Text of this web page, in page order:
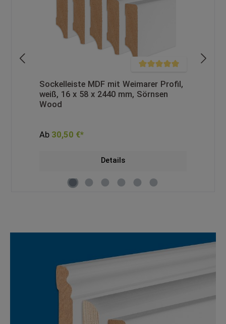
Sockelleiste MDF mit Weimarer Profil,
weiß, 16 x 58 x 2440 mm, Sörnsen
Wood
Ab 30,50 €*
Details